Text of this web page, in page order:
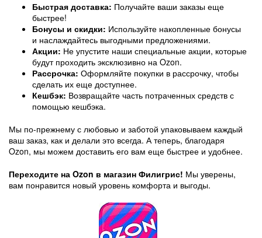
Быстрая доставка: Получайте ваши заказы еще
быстрее!
Бонусы и скидки: Используйте накопленные бонусы
и наслаждайтесь выгодными предложениями.
Акции: Не упустите наши специальные акции, которые
будут проходить эксклюзивно на Ozon.
Рассрочка: Оформляйте покупки в рассрочку, чтобы
сделать их еще доступнее.
Кешбэк: Возвращайте часть потраченных средств с
помощью кешбэка.
Мы по-прежнему с любовью и заботой упаковываем каждый
ваш заказ, как и делали это всегда. А теперь, благодаря
Ozon, мы можем доставить его вам еще быстрее и удобнее.
Переходите на Ozon в магазин Филигрис! Мы уверены,
вам понравится новый уровень комфорта и выгоды.